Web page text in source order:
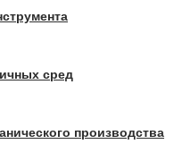
сред
производства